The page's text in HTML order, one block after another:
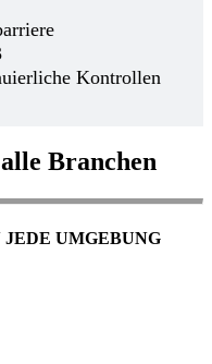
Kontrollen
Branchen
UMGEBUNG